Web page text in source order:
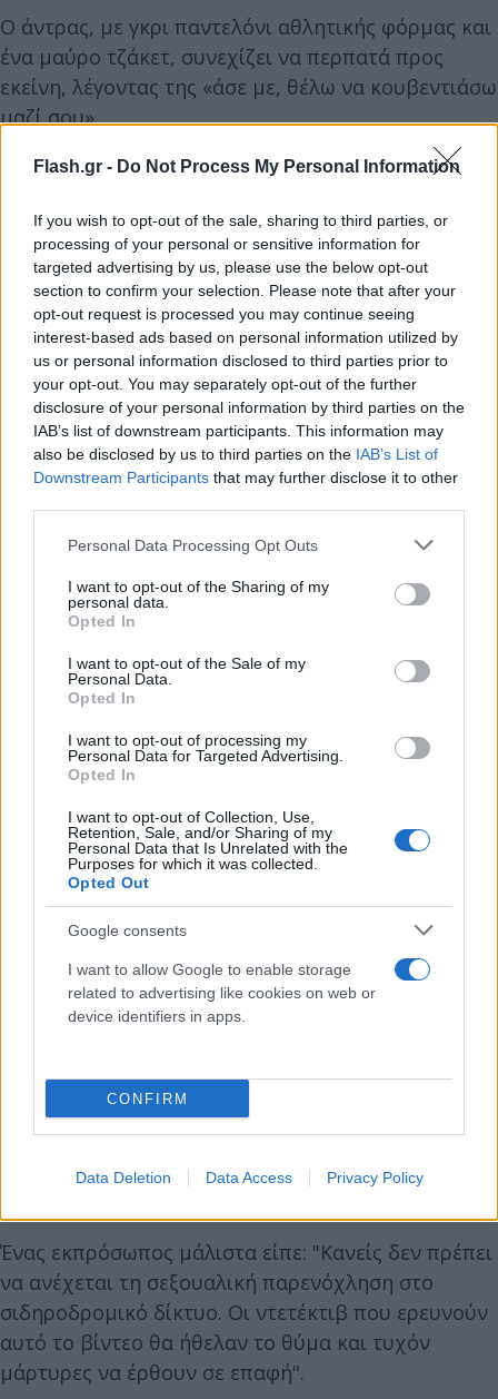
Flash.gr - Do Not Process My Personal Information
If you wish to opt-out of the sale, sharing to third parties, or
processing of your personal or sensitive information for
targeted advertising by us, please use the below opt-out
section to confirm your selection. Please note that after your
opt-out request is processed you may continue seeing
interest-based ads based on personal information utilized by
us or personal information disclosed to third parties prior to
your opt-out. You may separately opt-out of the further
disclosure of your personal information by third parties on the
IAB’s list of downstream participants. This information may
also be disclosed by us to third parties on the IAB’s List of
Downstream Participants that may further disclose it to other
Please note that this website/app uses one or more Google
not limited to your visit or usage behaviour. You may click to
grant or deny consent to Google and its third-party tags to
use your data for below specified purposes in below Google
consent section.
Personal Data Processing Opt Outs
I want to opt-out of the Sharing of my
personal data.
Opted In
I want to opt-out of the Sale of my
Personal Data.
Opted In
I want to opt-out of processing my
Personal Data for Targeted Advertising.
Opted In
I want to opt-out of Collection, Use,
Retention, Sale, and/or Sharing of my
Personal Data that Is Unrelated with the
Purposes for which it was collected.
Opted Out
Google consents
I want to allow Google to enable storage
related to advertising like cookies on web or
device identifiers in apps.
CONFIRM
Data Deletion Data Access Privacy Policy
Ο άντρας, με γκρι παντελόνι αθλητικής φόρμας και
ένα μαύρο τζάκετ, συνεχίζει να περπατά προς
εκείνη, λέγοντας της «άσε με, θέλω να κουβεντιάσω
μαζί σου».
Η γυναίκα αρχίζει να περπατά προς την αντίθετη
κουβεντιάσει μαζί του , καθώς δεν τον γνωρίζει
από πουθενά, με τον θρασύτατο νεαρά να
απαντά «Αν συνεχίσεις να με βιντεοσκοπείς, θα σε
ακολουθήσω».
Εικάζεται ότι το περιστατικό συνέβη το βράδυ της
Παρασκευής, με τις δυνάμεις της βρετανικής
αστυνομίας να επιβεβαιώνουν ότι δεν έχουν λάβει
επίσημη καταγγελία.
Ένας εκπρόσωπος μάλιστα είπε: "Κανείς δεν πρέπει
να ανέχεται τη σεξουαλική παρενόχληση στο
σιδηροδρομικό δίκτυο. Οι ντετέκτιβ που ερευνούν
αυτό το βίντεο θα ήθελαν το θύμα και τυχόν
μάρτυρες να έρθουν σε επαφή".